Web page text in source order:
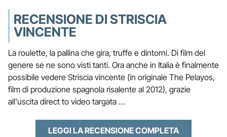
RECENSIONE DI STRISCIA
VINCENTE
La roulette, la pallina che gira, truffe e dintorni. Di film del
genere se ne sono visti tanti. Ora anche in Italia è finalmente
possibile vedere Striscia vincente (in originale The Pelayos,
film di produzione spagnola risalente al 2012), grazie
all'uscita direct to video targata …
LEGGI LA RECENSIONE COMPLETA